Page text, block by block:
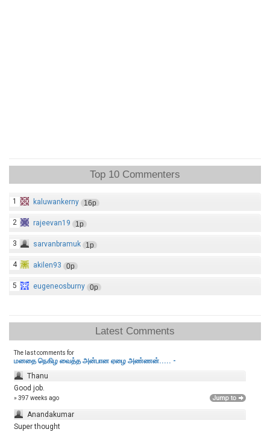
Top 10 Commenters
1 kaluwankerny 16p
2 rajeevan19 1p
3 sarvanbramuk 1p
4 akilen93 0p
5 eugeneosburny 0p
Latest Comments
The last comments for
மனதை நெகிழ வைத்த அன்பான ஏழை அண்ணன்..... -
Thanu
Good job.
» 397 weeks ago
Anandakumar
Super thought